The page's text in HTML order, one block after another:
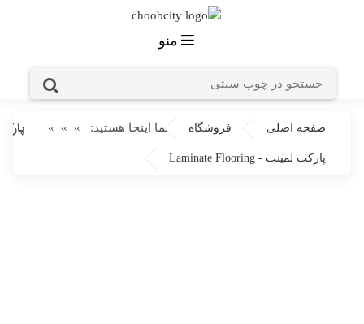
منو
شما اینجا هستید: صفحه اصلی » فروشگاه »
پارکت لمینت - Laminate Flooring
» پارکت